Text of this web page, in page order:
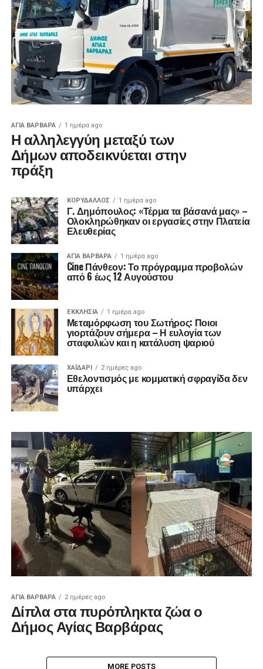
ΑΓΙΑ ΒΑΡΒΑΡΑ 1 ημέρα ago
Η αλληλεγγύη μεταξύ των
Δήμων αποδεικνύεται στην
πράξη
ΚΟΡΥΔΑΛΛΟΣ 1 ημέρα ago
Γ. Δημόπουλος: «Τέρμα τα βάσανά μας» –
Ολοκληρώθηκαν οι εργασίες στην Πλατεία
Ελευθερίας
ΑΓΙΑ ΒΑΡΒΑΡΑ 1 ημέρα ago
Cine Πάνθεον: Το πρόγραμμα προβολών
από 6 έως 12 Αυγούστου
ΕΚΚΛΗΣΊΑ 1 ημέρα ago
Μεταμόρφωση του Σωτήρος: Ποιοι
γιορτάζουν σήμερα – Η ευλογία των
σταφυλιών και η κατάλυση ψαριού
ΧΑΪΔΑΡΙ 2 ημέρες ago
Εθελοντισμός με κομματική σφραγίδα δεν
υπάρχει
ΑΓΙΑ ΒΑΡΒΑΡΑ 2 ημέρες ago
Δίπλα στα πυρόπληκτα ζώα ο
Δήμος Αγίας Βαρβάρας
MORE POSTS